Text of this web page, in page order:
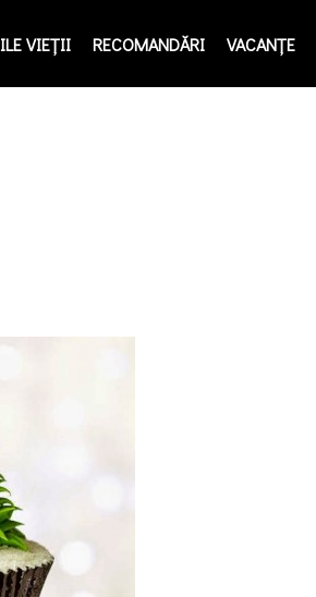
VIEŢII RECOMANDĂRI VACANȚE